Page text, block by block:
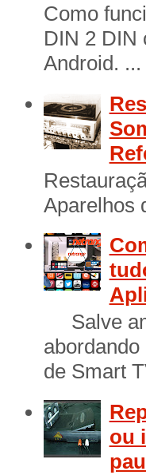
Como
DIN 2 DIN
Android. ...
Aparelhos
Salve
de Smart
ou